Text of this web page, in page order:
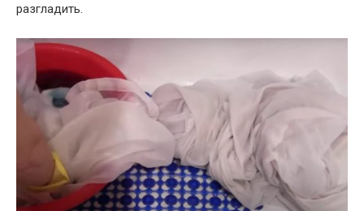
разгладить.